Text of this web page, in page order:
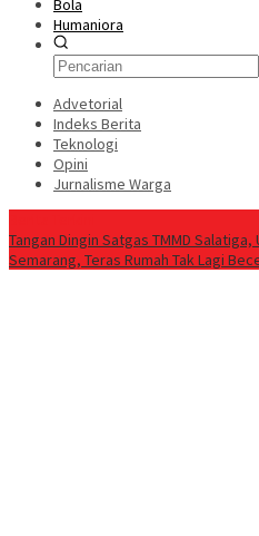
Humaniora
Advetorial
Indeks Berita
Teknologi
Opini
Jurnalisme Warga
Tangan Dingin Satgas TMMD
Semarang, Teras Rumah Tak Lagi